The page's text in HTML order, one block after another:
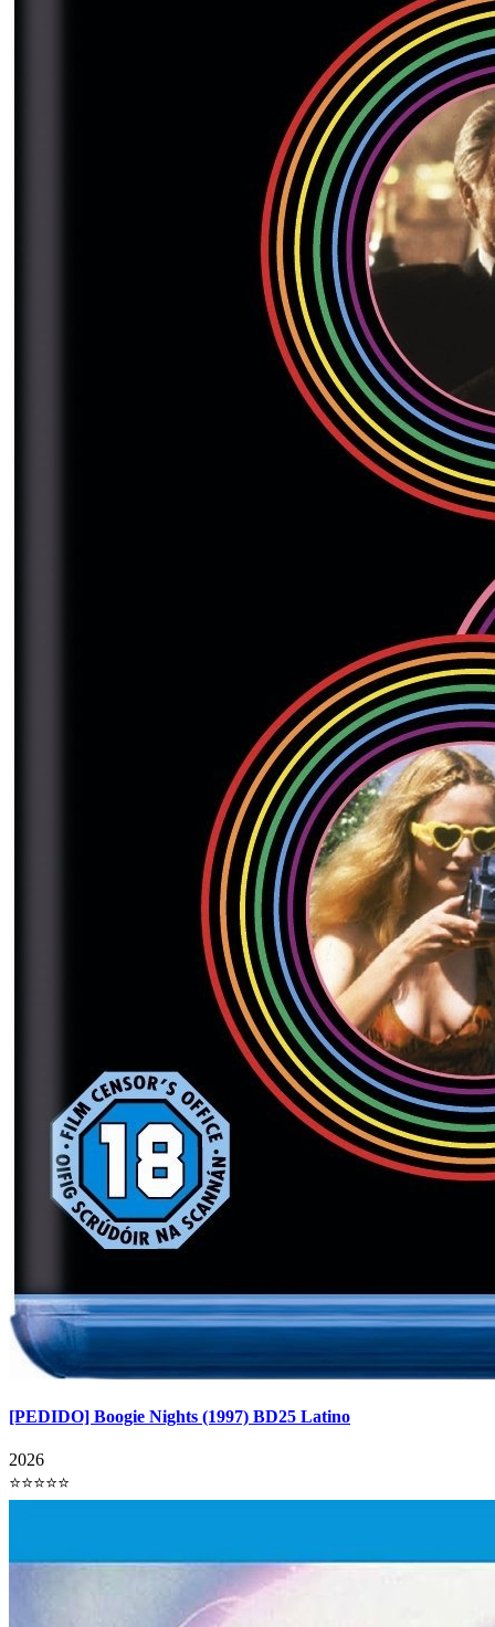
[PEDIDO] Boogie Nights (1997) BD25 Latino
2026
⭐⭐⭐⭐⭐